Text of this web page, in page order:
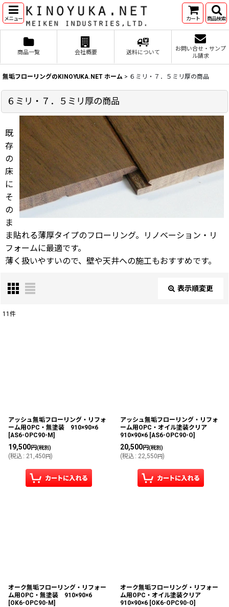
メニュー カート 商品検索
商品一覧 会社概要 送料について
お問い合せ・サンプ
ル請求
無垢フローリングのKINOYUKA.NET ホーム > ６ミリ・７．５ミリ厚の商品
６ミリ・７．５ミリ厚の商品
既
存
の
床
に
そ
の
ま
ま貼れる薄厚タイプのフローリング。リノベーション・リ
フォームに最適です。
薄く扱いやすいので、壁や天井への施工もおすすめです。
表示順変更
11 件
アッシュ無垢フローリング・リフォ
ーム用OPC・無塗装 910×90×6
[AS6-OPC90-M]
19,500円(税別)
(税込 : 21,450 円)
アッシュ無垢フローリング・リフォ
ーム用OPC・オイル塗装クリア
910×90×6 [AS6-OPC90-O]
20,500円(税別)
(税込 : 22,550 円)
オーク無垢フローリング・リフォー
ム用OPC・無塗装 910×90×6
[OK6-OPC90-M]
オーク無垢フローリング・リフォー
ム用OPC・オイル塗装クリア
910×90×6 [OK6-OPC90-O]